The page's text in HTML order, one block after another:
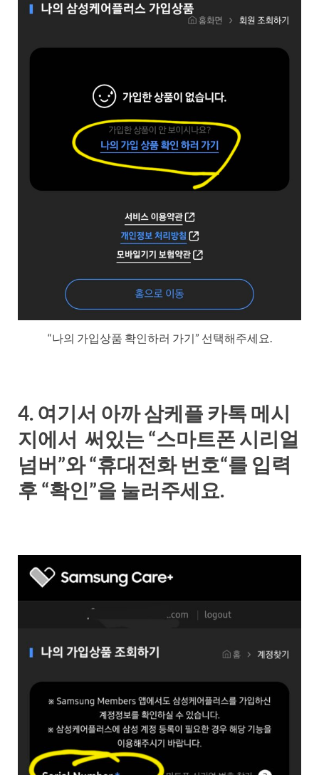
“나의 가입상품 확인하러 가기” 선택해주세요.
4. 여기서 아까 삼케플 카톡 메시
지에서 써있는 “스마트폰 시리얼
넘버”와 “휴대전화 번호“를 입력
후 “확인”을 눌러주세요.